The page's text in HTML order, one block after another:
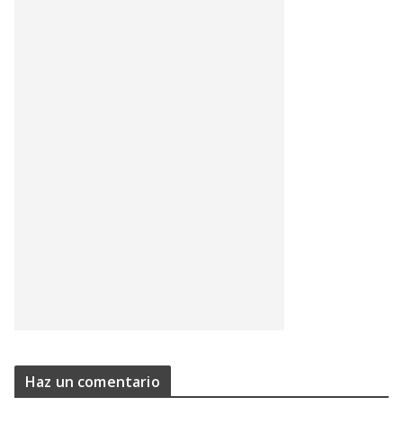
Haz un comentario